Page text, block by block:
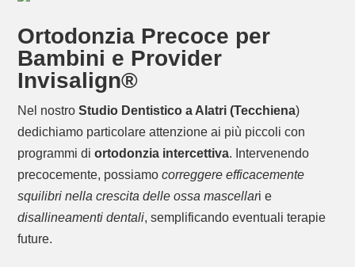
Ortodonzia Precoce per
Bambini e Provider
Invisalign®
Nel nostroStudio Dentistico a Alatri (Tecchiena)
dedichiamo particolare attenzione ai più piccoli con
programmi diortodonzia intercettiva. Intervenendo
precocemente, possiamo correggere efficacemente
squilibri nella crescita delle ossa mascellari e
disallineamenti dentali, semplificando eventuali terapie
future.